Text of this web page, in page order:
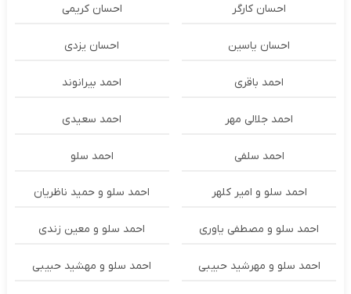
احسان کارگر احسان کریمی
احسان یاسین احسان یزدی
احمد باقری احمد بیرانوند
احمد جلالی مهر احمد سعیدی
احمد سلفی احمد سلو
احمد سلو و امیر کلهر احمد سلو و حمید ناظریان
احمد سلو و مصطفی یاوری احمد سلو و معین زندی
احمد سلو و مهرشید حبیبی احمد سلو و مهشید حبیبی